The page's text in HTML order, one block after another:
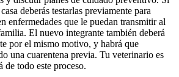
deberás testarlas previamente para
enfermedades que le puedan transmitir al
El nuevo integrante también deberá
por el mismo motivo, y habrá que
una cuarentena previa. Tu veterinario es
de todo este proceso.